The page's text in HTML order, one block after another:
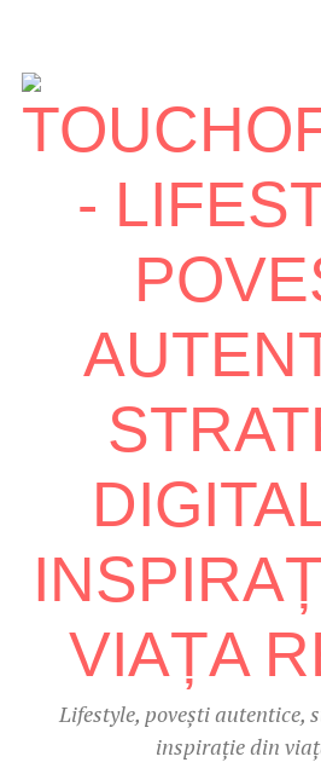
Lifestyle, povești autentice,
inspirație din